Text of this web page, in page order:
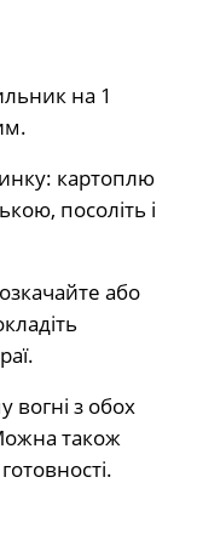
на 1
картоплю
посоліть і
або
з обох
також